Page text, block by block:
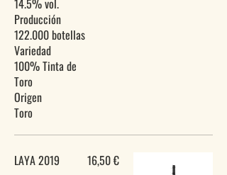
14.5% vol.
Producción
122.000 botellas
Variedad
100% Tinta de
Toro
Origen
LAYA 2019
16,50 €